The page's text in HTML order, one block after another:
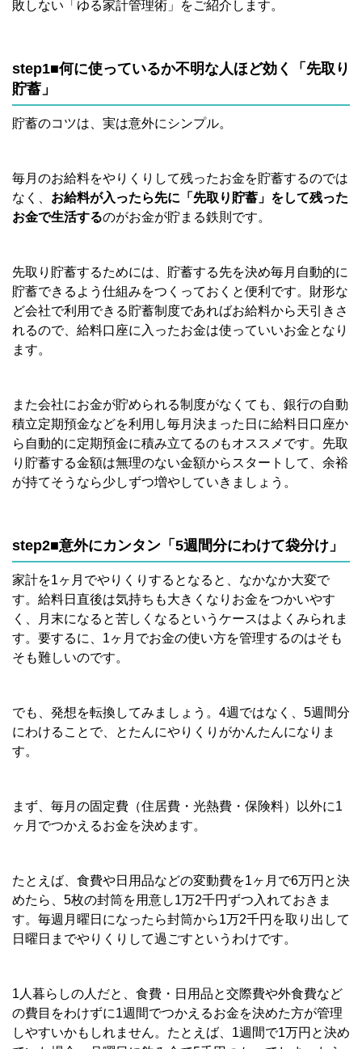
敗しない「ゆる家計管理術」をご紹介します。
step1■何に使っているか不明な人ほど効く「先取り
貯蓄」
貯蓄のコツは、実は意外にシンプル。
毎月のお給料をやりくりして残ったお金を貯蓄するのでは
なく、 お給料が入ったら先に「先取り貯蓄」をして残った
お金で生活するのがお金が貯まる鉄則です。
先取り貯蓄するためには、貯蓄する先を決め毎月自動的に
貯蓄できるよう仕組みをつくっておくと便利です。財形な
ど会社で利用できる貯蓄制度であればお給料から天引きさ
れるので、給料口座に入ったお金は使っていいお金となり
ます。
また会社にお金が貯められる制度がなくても、銀行の自動
積立定期預金などを利用し毎月決まった日に給料日口座か
ら自動的に定期預金に積み立てるのもオススメです。先取
り貯蓄する金額は無理のない金額からスタートして、余裕
が持てそうなら少しずつ増やしていきましょう。
step2■意外にカンタン「5週間分にわけて袋分け」
家計を1ヶ月でやりくりするとなると、なかなか大変で
す。給料日直後は気持ちも大きくなりお金をつかいやす
く、月末になると苦しくなるというケースはよくみられま
す。要するに、1ヶ月でお金の使い方を管理するのはそも
そも難しいのです。
でも、発想を転換してみましょう。4週ではなく、5週間分
にわけることで、とたんにやりくりがかんたんになりま
す。
まず、毎月の固定費（住居費・光熱費・保険料）以外に1
ヶ月でつかえるお金を決めます。
たとえば、食費や日用品などの変動費を1ヶ月で6万円と決
めたら、5枚の封筒を用意し1万2千円ずつ入れておきま
す。毎週月曜日になったら封筒から1万2千円を取り出して
日曜日までやりくりして過ごすというわけです。
1人暮らしの人だと、食費・日用品と交際費や外食費など
の費目をわけずに1週間でつかえるお金を決めた方が管理
しやすいかもしれません。たとえば、1週間で1万円と決め